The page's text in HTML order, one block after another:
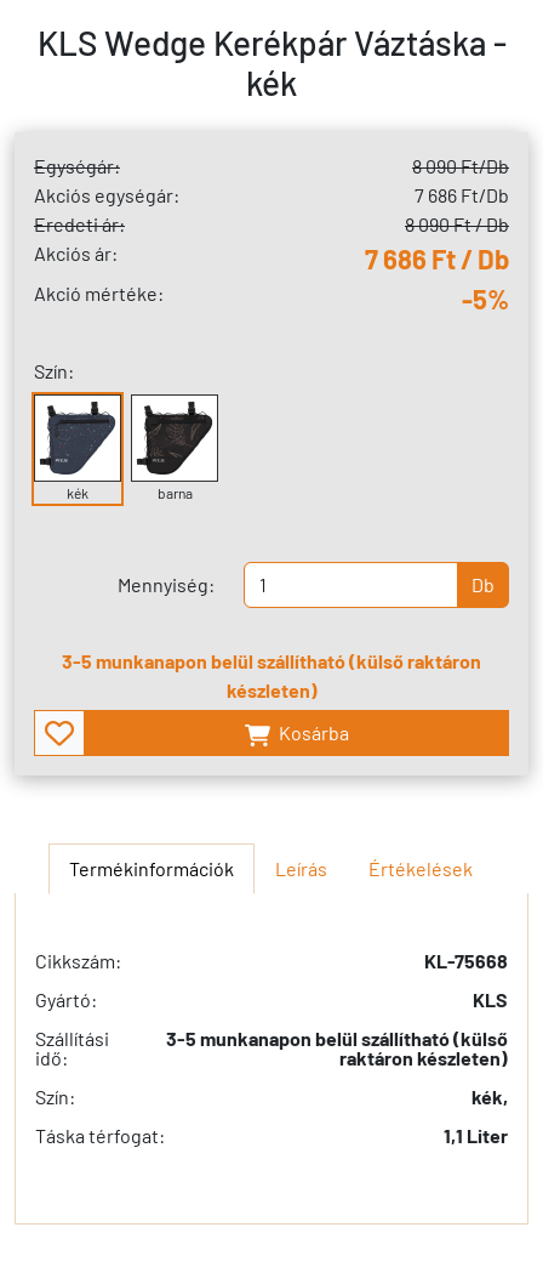
KLS Wedge Kerékpár Váztáska -
kék
Egységár: 8 090 Ft/Db
Akciós egységár:
7 686 Ft/Db
Eredeti ár:
8 090 Ft / Db
Akciós ár:
7 686 Ft / Db
Akció mértéke: -5%
Szín:
kék barna
Mennyiség: Db
3-5 munkanapon belül szállítható (külső raktáron
készleten)
Kosárba
Termékinformációk Leírás Értékelések
Cikkszám:
KL-75668
Gyártó:
KLS
Szállítási
idő:
3-5 munkanapon belül szállítható (külső
raktáron készleten)
Szín:
kék,
Táska térfogat:
1,1 Liter